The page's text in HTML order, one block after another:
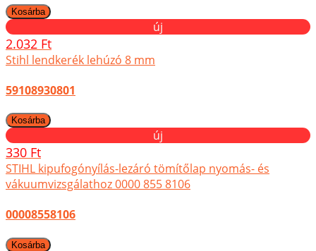
új
2.032 Ft
Stihl lendkerék lehúzó 8 mm
59108930801
új
330 Ft
STIHL kipufogónyílás-lezáró tömítőlap nyomás- és
vákuumvizsgálathoz 0000 855 8106
00008558106